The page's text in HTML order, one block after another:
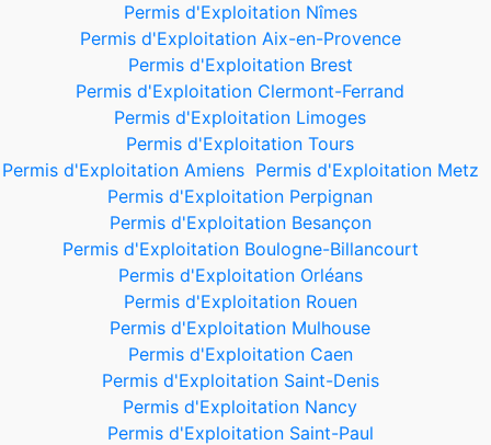
Permis d'Exploitation Nîmes
Permis d'Exploitation Aix-en-Provence
Permis d'Exploitation Brest
Permis d'Exploitation Clermont-Ferrand
Permis d'Exploitation Limoges
Permis d'Exploitation Tours
Permis d'Exploitation Amiens Permis d'Exploitation Metz
Permis d'Exploitation Perpignan
Permis d'Exploitation Besançon
Permis d'Exploitation Boulogne-Billancourt
Permis d'Exploitation Orléans
Permis d'Exploitation Rouen
Permis d'Exploitation Mulhouse
Permis d'Exploitation Caen
Permis d'Exploitation Saint-Denis
Permis d'Exploitation Nancy
Permis d'Exploitation Saint-Paul